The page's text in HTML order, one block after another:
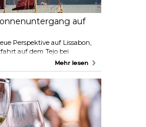
auf
Perspektive auf Lissabon,
auf dem Tejo bei
wenn die Architektur
Stadt in den goldenen
magisch wirken.
auf einen Schlag:
Kathedrale von Lissabon,
die Unterquerung der
25. April.
Mehr lesen